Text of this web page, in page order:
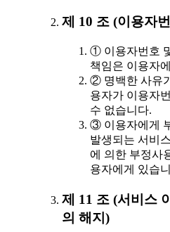
제 10 조 (이용자
① 이용자번호
책임은 이용자
② 명백한 사유
용자가 이용자
수 없습니다.
③ 이용자에게
발생되는 서비
에 의한 부정사
용자에게 있습
제 11 조 (서비스
의 해지)